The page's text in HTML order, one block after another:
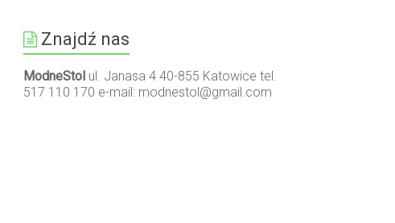
Znajdź nas
ModneStol ul. Janasa 4 40-855 Katowice tel.
517 110 170 e-mail: modnestol@gmail.com